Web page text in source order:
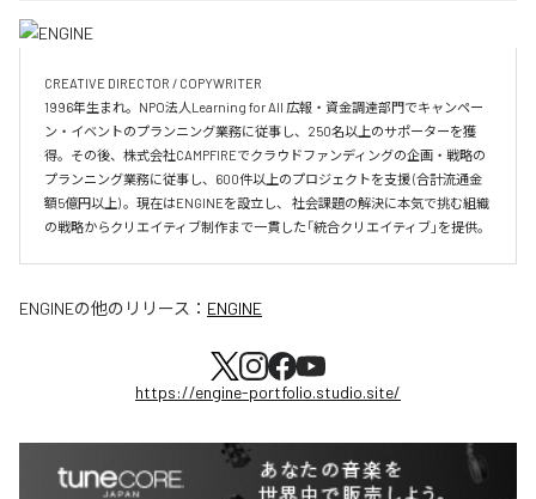
CREATIVE DIRECTOR / COPYWRITER
1996年生まれ。NPO法人Learning for All 広報・資金調達部門でキャンペー
ン・イベントのプランニング業務に従事し、250名以上のサポーターを獲
得。その後、株式会社CAMPFIREでクラウドファンディングの企画・戦略の
プランニング業務に従事し、600件以上のプロジェクトを支援 (合計流通金
額5億円以上) 。現在はENGINEを設立し、 社会課題の解決に本気で挑む組織
の戦略からクリエイティブ制作まで一貫した「統合クリエイティブ」を提供。
ENGINEの他のリリース： ENGINE
https://engine-portfolio.studio.site/